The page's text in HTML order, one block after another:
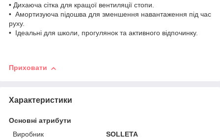
• Дихаюча сітка для кращої вентиляції стопи.
• Амортизуюча підошва для зменшення навантаження під час
руху.
• Ідеальні для школи, прогулянок та активного відпочинку.
Приховати
Характеристики
Основні атрибути
Виробник
SOLLETA